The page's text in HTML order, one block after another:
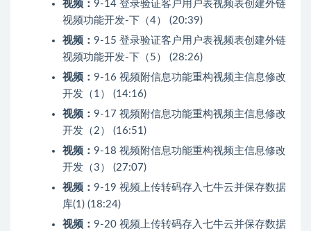
视频： 9-14 登录验证客户用户表视频表创建外链
视频功能开发-下（4） (20:39)
视频： 9-15 登录验证客户用户表视频表创建外链
视频功能开发-下（5） (28:26)
视频： 9-16 视频附信息功能重构视频主信息修改
开发（1） (14:16)
视频： 9-17 视频附信息功能重构视频主信息修改
开发（2） (16:51)
视频： 9-18 视频附信息功能重构视频主信息修改
开发（3） (27:07)
视频： 9-19 视频上传转码存入七牛云并保存数据
库(1) (18:24)
视频： 9-20 视频上传转码存入七牛云并保存数据